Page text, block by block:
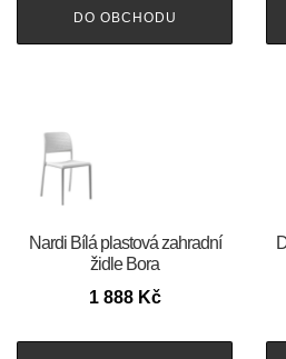
DO OBCHODU
Nardi Bílá plastová zahradní
židle Bora
1 888 Kč